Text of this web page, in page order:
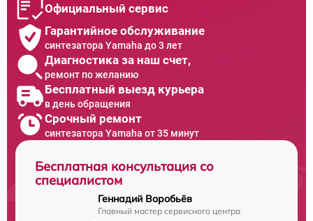
Официальный сервис
Гарантийное обслуживание
синтезатора Yamaha до 3 лет
Диагностика за наш счет,
ремонт по желанию
Бесплатный выезд курьера
в день обращения
Срочный ремонт
синтезатора Yamaha от 35 минут
Бесплатная консультация со
специалистом
Геннадий Воробьёв
Главный мастер сервисного центра